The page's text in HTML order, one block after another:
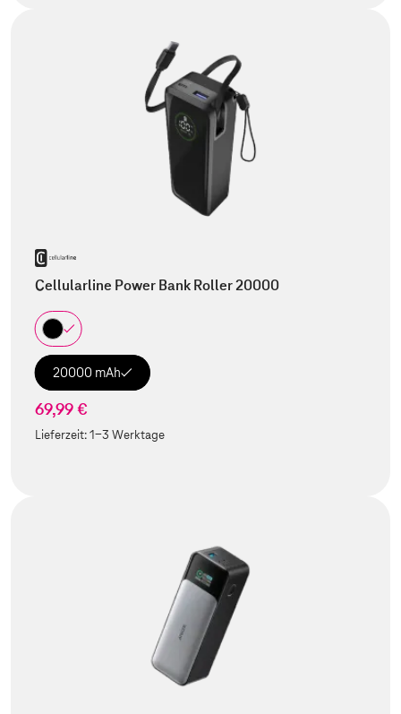
Cellularline Power Bank Roller 20000
20000 mAh
69,99 €
Lieferzeit:1-3 Werktage